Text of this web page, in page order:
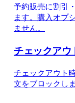
予約販売に割引
ます。購入オプ
ません。
チェックアウ
チェックアウト
文をブロックし